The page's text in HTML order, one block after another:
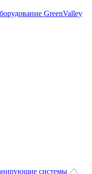
GreenValley
системы